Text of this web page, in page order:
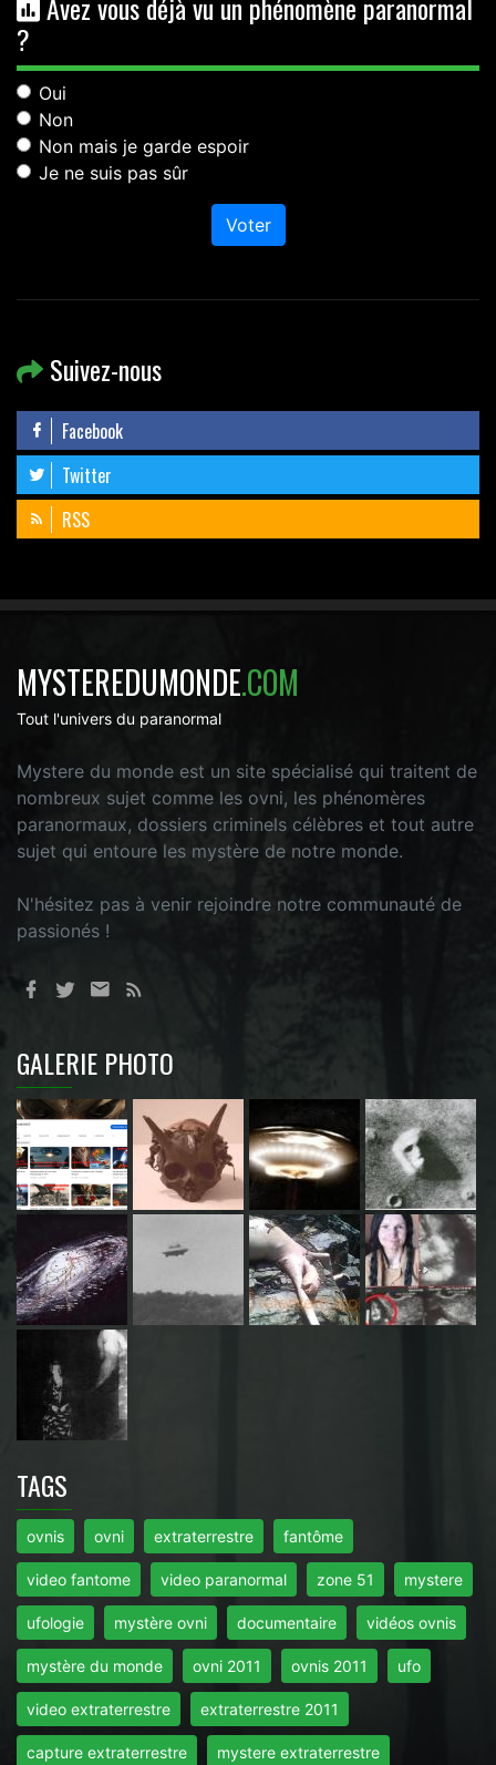
?
Oui
Non
Non mais je garde espoir
Je ne suis pas sûr
Voter
Suivez-nous
Facebook
Twitter
RSS
MYSTEREDUMONDE.COM
Tout l'univers du paranormal
Mystere du monde est un site spécialisé qui traitent de
nombreux sujet comme les ovni, les phénomères
paranormaux, dossiers criminels célèbres et tout autre
sujet qui entoure les mystère de notre monde.
N'hésitez pas à venir rejoindre notre communauté de
passionés !
GALERIE PHOTO
TAGS
ovnis ovni extraterrestre fantôme
video fantome video paranormal zone 51 mystere
ufologie mystère ovni documentaire vidéos ovnis
mystère du monde ovni 2011 ovnis 2011 ufo
video extraterrestre extraterrestre 2011
capture extraterrestre mystere extraterrestre